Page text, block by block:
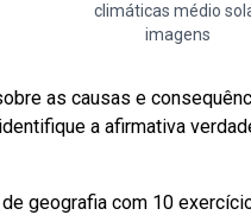
climáticas médio
imagens
as causas e
a afirmativa
geografia com 10